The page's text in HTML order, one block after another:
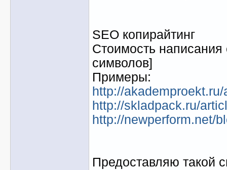
SEO копирайтинг
Стоимость написания
символов]
Примеры:
http://
http://skladpack.ru/
http://newperform.net/
Предоставляю такой